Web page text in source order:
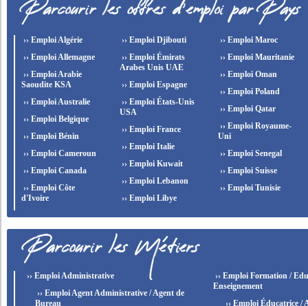
›› Emploi Algérie
›› Emploi Allemagne
›› Emploi Arabie
Saoudite KSA
›› Emploi Australie
›› Emploi Belgique
›› Emploi Bénin
›› Emploi Cameroun
›› Emploi Canada
›› Emploi Côte
d'Ivoire
›› Emploi Djibouti
›› Emploi Émirats
Arabes Unis UAE
›› Emploi Espagne
›› Emploi États-Unis
USA
›› Emploi France
›› Emploi Italie
›› Emploi Kuwait
›› Emploi Lebanon
›› Emploi Libye
›› Emploi Maroc
›› Emploi Mauritanie
›› Emploi Oman
›› Emploi Poland
›› Emploi Qatar
›› Emploi Royaume-
Uni
›› Emploi Senegal
›› Emploi Suisse
›› Emploi Tunisie
›› Emploi Administrative
›› Emploi Agent Administrative / Agent de
Bureau
›› Emploi Formation /
Enseignement
›› Emploi Éducatrice /